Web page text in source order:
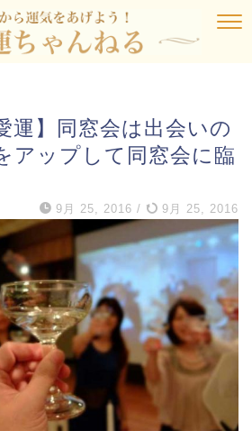
運】同窓会は出会いの
アップして同窓会に臨
9月 25, 2016 / 9月 25, 2016